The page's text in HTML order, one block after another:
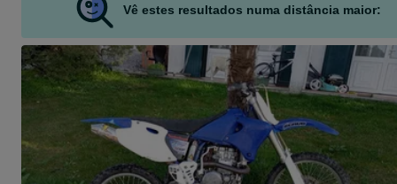
Vê estes resultados numa distância maior: